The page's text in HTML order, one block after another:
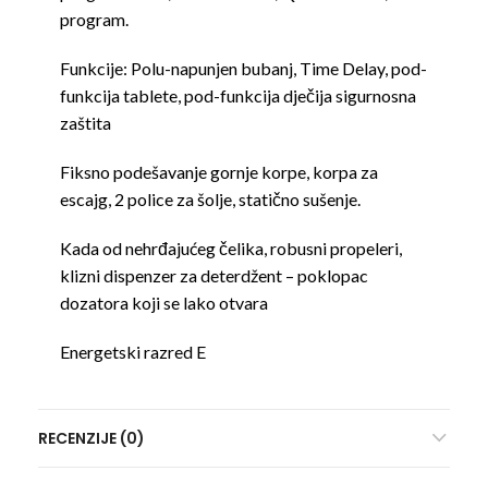
program.
Funkcije: Polu-napunjen bubanj, Time Delay, pod-
funkcija tablete, pod-funkcija dječija sigurnosna
zaštita
Fiksno podešavanje gornje korpe, korpa za
escajg, 2 police za šolje, statično sušenje.
Kada od nehrđajućeg čelika, robusni propeleri,
klizni dispenzer za deterdžent – poklopac
dozatora koji se lako otvara
Energetski razred E
RECENZIJE (0)